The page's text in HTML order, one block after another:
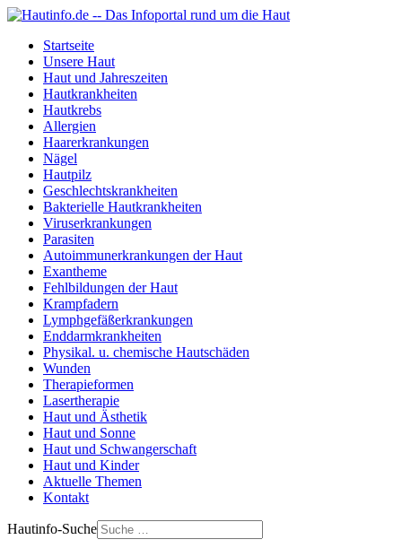
Startseite
Unsere Haut
Haut und Jahreszeiten
Hautkrankheiten
Hautkrebs
Allergien
Haarerkrankungen
Nägel
Hautpilz
Geschlechtskrankheiten
Bakterielle Hautkrankheiten
Viruserkrankungen
Parasiten
Autoimmunerkrankungen der Haut
Exantheme
Fehlbildungen der Haut
Krampfadern
Lymphgefäßerkrankungen
Enddarmkrankheiten
Physikal. u. chemische Hautschäden
Wunden
Therapieformen
Lasertherapie
Haut und Ästhetik
Haut und Sonne
Haut und Schwangerschaft
Haut und Kinder
Aktuelle Themen
Kontakt
Hautinfo-Suche